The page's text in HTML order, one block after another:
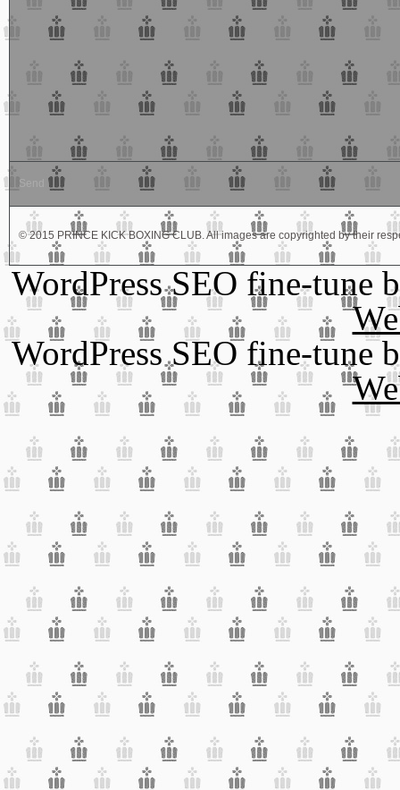
© 2015 PRINCE KICK BOXING CLUB. All images are copyrighted by their
WordPress SEO fine-tune
WordPress SEO fine-tune